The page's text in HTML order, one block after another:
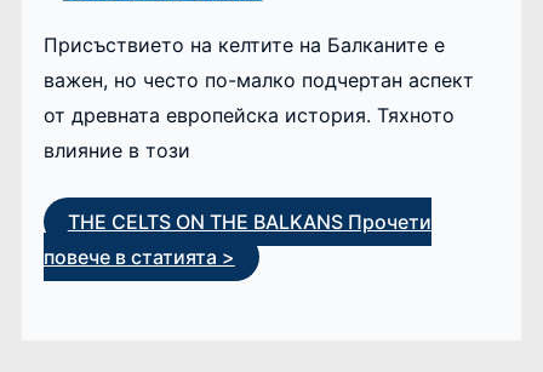
Присъствието на келтите на Балканите е
важен, но често по-малко подчертан аспект
от древната европейска история. Тяхното
влияние в този
THE CELTS ON THE BALKANSПрочети
повече в статията >